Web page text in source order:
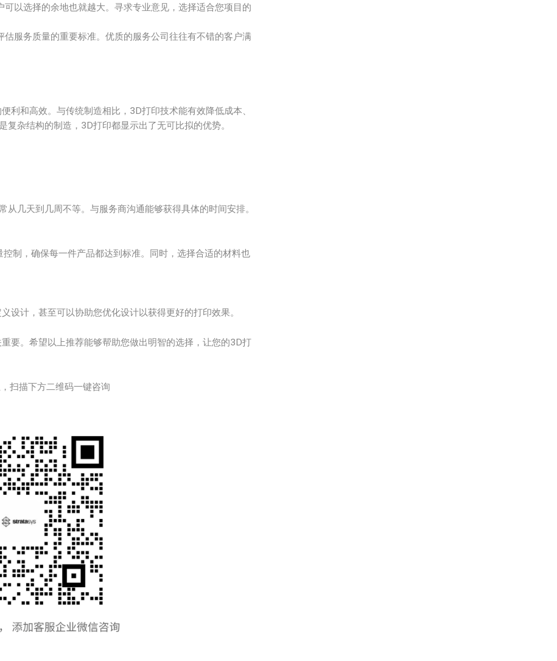
可以选择的余地也就越大。寻求专业意见，选择适合您项目的
估服务质量的重要标准。优质的服务公司往往有不错的客户满
利和高效。与传统制造相比，3D打印技术能有效降低成本、
杂结构的制造，3D打印都显示出了无可比拟的优势。
几天到几周不等。与服务商沟通能够获得具体的时间安排。
控制，确保每一件产品都达到标准。同时，选择合适的材料也
设计，甚至可以协助您优化设计以获得更好的打印效果。
要。希望以上推荐能够帮助您做出明智的选择，让您的3D打
扫描下方二维码一键咨询